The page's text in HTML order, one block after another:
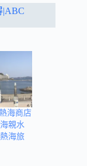
|ABC
海商店
親水
海旅